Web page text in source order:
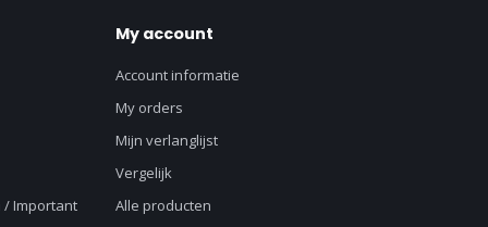
/ Important
My account
Account informatie
My orders
Mijn verlanglijst
Vergelijk
Alle producten